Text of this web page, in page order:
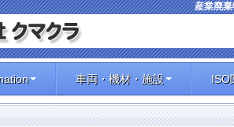
産業廃
車両・機材・施設 ISO